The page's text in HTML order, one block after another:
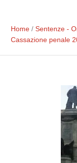
Home /Sentenze -
Cassazione penale